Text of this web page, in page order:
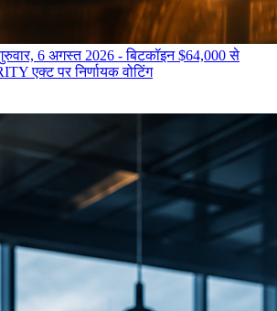
6 अगस्त 2026 - बिटकॉइन $64,000 से
एक्ट पर निर्णायक वोटिंग